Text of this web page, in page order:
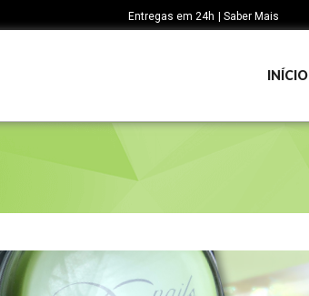
Entregas em 24h | Saber Mais
INÍCIO